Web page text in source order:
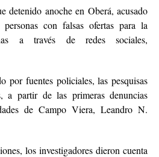
detenido anoche en Oberá, acusado
con falsas ofertas para la
a través de redes sociales,
por fuentes policiales, las pesquisas
a partir de las primeras denuncias
de Campo Viera, Leandro N.
los investigadores dieron cuenta